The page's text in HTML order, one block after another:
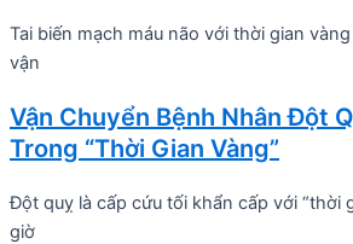
Tai biến mạch máu não với thời gian
vận
Vận Chuyển Bệnh Nhân Đột
Trong “Thời Gian Vàng”
Đột quỵ là cấp cứu tối khẩn cấp với “thời
giờ